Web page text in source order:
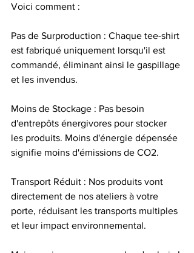
Voici comment :
Pas de Surproduction : Chaque tee-shirt
est fabriqué uniquement lorsqu'il est
commandé, éliminant ainsi le gaspillage
et les invendus.
Moins de Stockage : Pas besoin
d'entrepôts énergivores pour stocker
les produits. Moins d'énergie dépensée
signifie moins d'émissions de CO2.
Transport Réduit : Nos produits vont
directement de nos ateliers à votre
porte, réduisant les transports multiples
et leur impact environnemental.